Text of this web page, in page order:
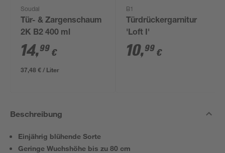
Soudal
Tür- & Zargenschaum
2K B2 400 ml
14,99 €
37,48 € / Liter
B1
Türdrückergarnitur
'Loft I'
10,99 €
Beschreibung
Einjährig blühende Sorte
Geringe Wuchshöhe bis zu 80 cm